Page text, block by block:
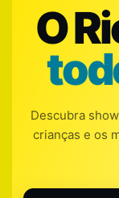
O
Descubra
crianças e os